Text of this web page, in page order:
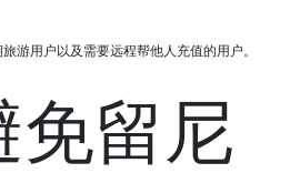
游用户以及需要远程帮他人充值的用户。
免留尼